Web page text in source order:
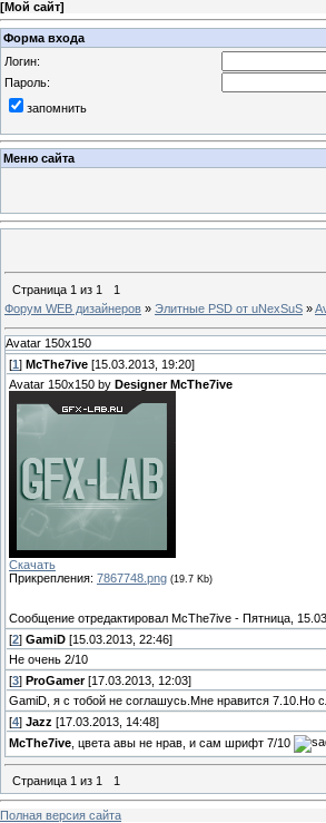
[Мой сайт]
Форма входа
Логин:
Пароль:
запомнить
Меню сайта
Страница 1 из 1
1
Форум WEB дизайнеров » Элитные PSD от uNexSuS »
Avatar 150x150
[1 ] McThe7ive [15.03.2013, 19:20]
Avatar 150x150 by Designer McThe7ive
Скачать
Прикрепления: 7867748.png (19.7 Kb)
Сообщение отредактировал McThe7ive - Пятница,
[2] GamiD [15.03.2013, 22:46]
Не очень 2/10
[3] ProGamer[17.03.2013, 12:03]
GamiD, я с тобой не соглашусь.Мне нравится 7.10.Но
[4] Jazz [17.03.2013, 14:48]
McThe7ive , цвета авы не нрав, и сам шрифт 7/10
Страница 1 из 1 1
Полная версия сайта